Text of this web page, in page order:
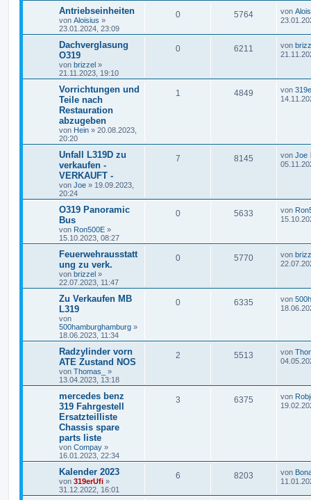
Antriebseinheiten
von Aloisius »
23.01.2024, 23:09
0 5764 von
Dachverglasung
O319
von brizzel »
21.11.2023, 19:10
0 6211 von
Vorrichtungen und
Teile nach
Restauration
abzugeben
von Hein » 20.08.2023,
20:20
1 4849 von
Unfall L319D zu
verkaufen -
VERKAUFT -
von Joe » 19.09.2023,
20:24
7 8145 von Joe
O319 Panoramic
Bus
von Ron500E »
15.10.2023, 08:27
0 5633 von
Feuerwehrausstatt
ung zu verk.
von brizzel »
22.07.2023, 11:47
0 5770 von
Zu Verkaufen MB
L319
von
500hamburghamburg »
18.06.2023, 11:34
0 6335 von
Radzylinder vorn
ATE Zustand NOS
von Thomas_
»
13.04.2023, 13:18
2 5513 von
mercedes benz
319 Fahrgestell
Ersatzteilliste
Chassis spare
parts liste
von Compay »
16.01.2023, 22:34
3 6375 von
Kalender 2023
von 319erUfi »
31.12.2022, 16:01
6 8203 von